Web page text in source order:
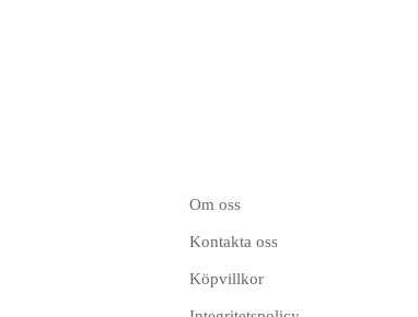
Om oss
Kontakta oss
Köpvillkor